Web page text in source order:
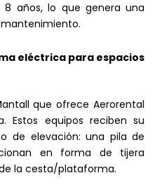
años, lo que genera una
eléctrica para espacios
que ofrece Aerorental
Estos equipos reciben su
de elevación: una pila de
en forma de tijera
la cesta/plataforma.